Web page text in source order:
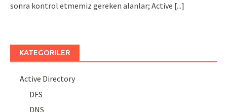
sonra kontrol etmemiz gereken alanlar; Active [...]
KATEGORILER
Active Directory
DFS
DNS